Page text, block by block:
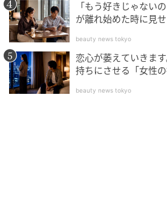
「もう好きじゃない
が離れ始めた時に見
beauty news tokyo
恋心が萎えていきま
持ちにさせる「女性の
beauty news tokyo